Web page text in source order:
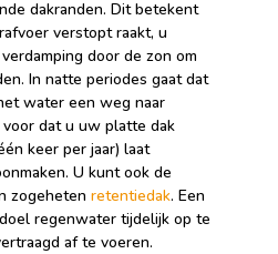
dakranden. Dit betekent
verstopt raakt, u
door de zon om
In natte periodes gaat dat
water een weg naar
dat u uw platte dak
keer per jaar) laat
U kunt ook de
zogeheten retentiedak. Een
regenwater tijdelijk op te
af te voeren.